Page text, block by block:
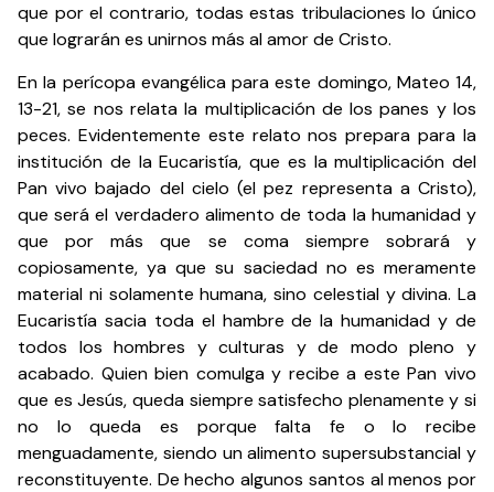
que por el contrario, todas estas tribulaciones lo único
que lograrán es unirnos más al amor de Cristo.
En la perícopa evangélica para este domingo, Mateo 14,
13-21, se nos relata la multiplicación de los panes y los
peces. Evidentemente este relato nos prepara para la
institución de la Eucaristía, que es la multiplicación del
Pan vivo bajado del cielo (el pez representa a Cristo),
que será el verdadero alimento de toda la humanidad y
que por más que se coma siempre sobrará y
copiosamente, ya que su saciedad no es meramente
material ni solamente humana, sino celestial y divina. La
Eucaristía sacia toda el hambre de la humanidad y de
todos los hombres y culturas y de modo pleno y
acabado. Quien bien comulga y recibe a este Pan vivo
que es Jesús, queda siempre satisfecho plenamente y si
no lo queda es porque falta fe o lo recibe
menguadamente, siendo un alimento supersubstancial y
reconstituyente. De hecho algunos santos al menos por